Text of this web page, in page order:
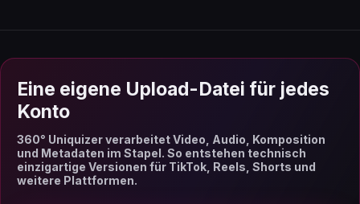
Eine eigene Upload-Datei für jedes
Konto
360° Uniquizer verarbeitet Video, Audio, Komposition
und Metadaten im Stapel. So entstehen technisch
einzigartige Versionen für TikTok, Reels, Shorts und
weitere Plattformen.